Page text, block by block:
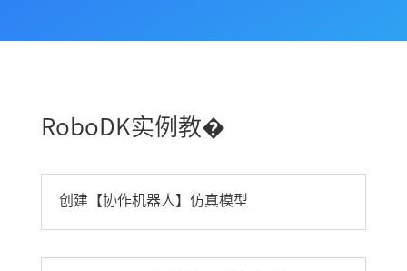
RoboDK实例教�
创建【协作机器人】仿真模型